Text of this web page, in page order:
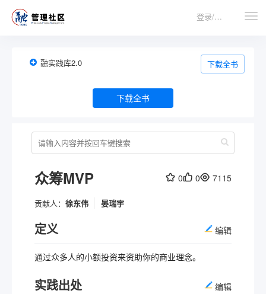
登录/注册
下载全书
融实践库2.0
下载全书
众筹MVP 0 0 7115
贡献人： 徐东伟 晏瑞宇
定义 编辑
通过众多人的小额投资来资助你的商业理念。
实践出处 编辑